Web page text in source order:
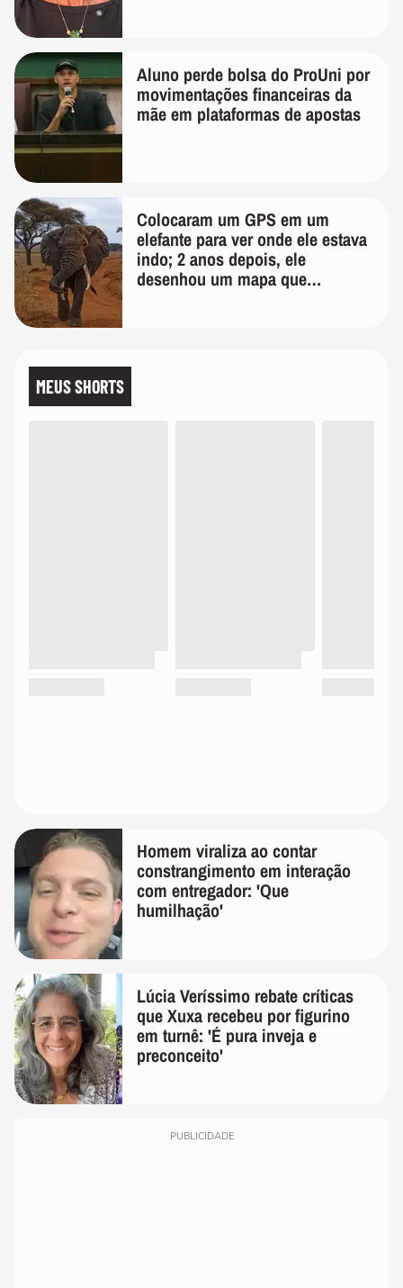
Aluno perde bolsa do ProUni por
movimentações financeiras da
mãe em plataformas de apostas
Colocaram um GPS em um
elefante para ver onde ele estava
indo; 2 anos depois, ele
desenhou um mapa que
MEUS SHORTS
Homem viraliza ao contar
constrangimento em interação
com entregador: 'Que
humilhação'
Lúcia Veríssimo rebate críticas
que Xuxa recebeu por figurino
em turnê: 'É pura inveja e
preconceito'
PUBLICIDADE